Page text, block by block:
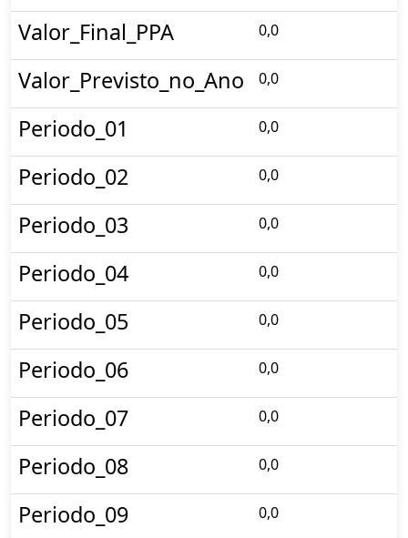
Valor_Final_PPA 0,0
Valor_Previsto_no_Ano 0,0
Periodo_01 0,0
Periodo_02 0,0
Periodo_03 0,0
Periodo_04 0,0
Periodo_05 0,0
Periodo_06 0,0
Periodo_07 0,0
Periodo_08 0,0
Periodo_09 0,0